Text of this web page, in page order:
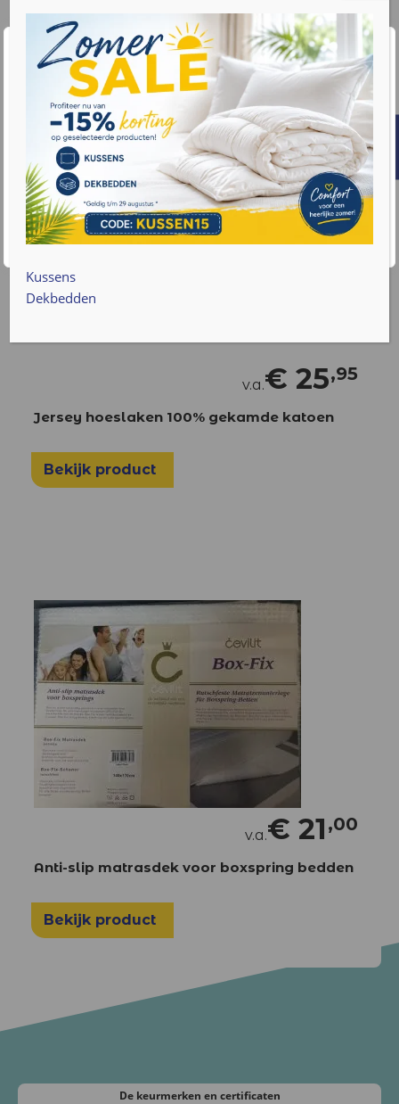
Wij waarderen uw privacy
We gebruiken cookies om uw browse-ervaring te
verbeteren, gepersonaliseerde advertenties of inhoud
weer te geven en ons verkeer te analyseren. Door op
"Alles accepteren" te klikken, gaat u akkoord met ons
gebruik van cookies. Lees meer informatie over hoe we
met uw gegevens omgaan op onze privacy policy pagina .
Cookie instellingen
Accepteren
v.a.€ 25,95
Jersey hoeslaken 100% gekamde katoen
Bekijk product
v.a.€ 21 ,00
Anti-slip matrasdek voor boxspring bedden
Bekijk product
De keurmerken en certificaten
Kussens
Dekbedden